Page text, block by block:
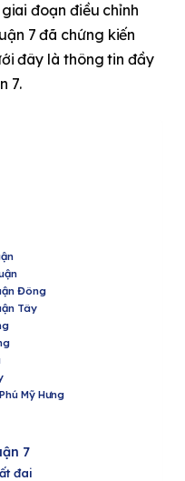
đoạn điều chỉnh
7 đã chứng kiến
đây là thông tin đầy
7.
Đông
Tây
Mỹ Hưng
7
đai